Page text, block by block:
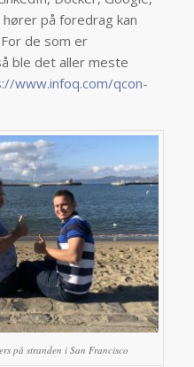
på foredrag kan
de som er
ble det aller meste
www.infoq.com/qcon-
på stranden i San Francisco